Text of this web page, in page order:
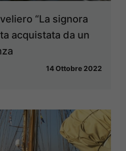
“La signora
acquistata da un
14 Ottobre 2022